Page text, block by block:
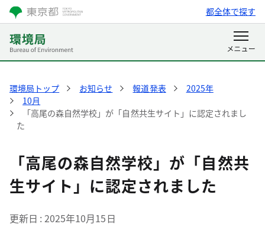
都全体で探す
環境局トップ お知らせ 報道発表
2025年
10月
「高尾の森自然学校」が「自然共生サイト」に認定されまし
た
「高尾の森自然学校」が「自然共
生サイト」に認定されました
更新日 2025年10月15日